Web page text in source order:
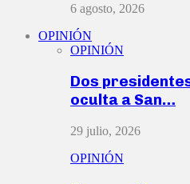
6 agosto, 2026
OPINIÓN
OPINIÓN
Dos
oculta a San…
29 julio, 2026
OPINIÓN